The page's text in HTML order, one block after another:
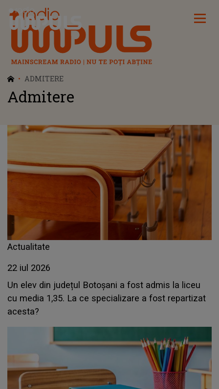
Radio Impuls
ADMITERE
Admitere
Actualitate
22 iul 2026
Un elev din județul Botoșani a fost admis la liceu
cu media 1,35. La ce specializare a fost repartizat
acesta?